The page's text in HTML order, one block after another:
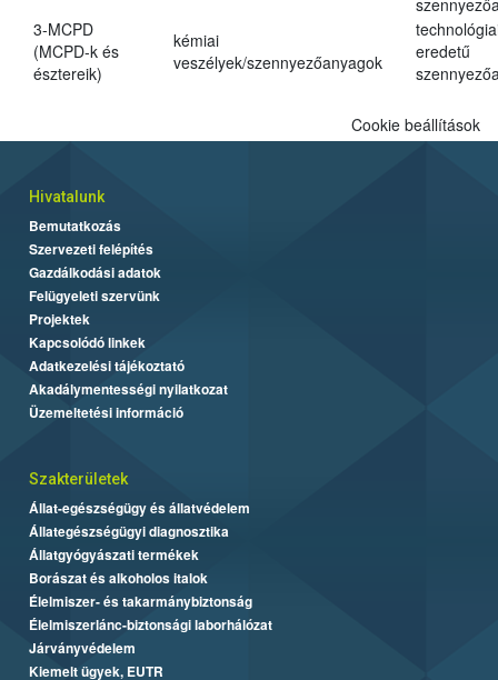
3-MCPD
(MCPD-k és
észtereik)
kémiai
veszélyek/szennyezőanyagok
eredetű
Cookie beállítások
Hivatalunk
Bemutatkozás
Szervezeti felépítés
Gazdálkodási adatok
Felügyeleti szervünk
Projektek
Kapcsolódó linkek
Adatkezelési tájékoztató
Akadálymentességi nyilatkozat
Üzemeltetési információ
Szakterületek
Állat-egészségügy és állatvédelem
Állategészségügyi diagnosztika
Állatgyógyászati termékek
Borászat és alkoholos italok
Élelmiszer- és takarmánybiztonság
Élelmiszerlánc-biztonsági laborhálózat
Járványvédelem
Kiemelt ügyek, EUTR